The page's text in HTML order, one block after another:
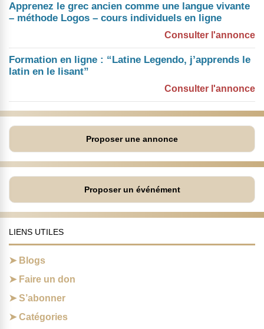
Apprenez le grec ancien comme une langue vivante
– méthode Logos – cours individuels en ligne
Consulter l'annonce
Formation en ligne : “Latine Legendo, j’apprends le
latin en le lisant”
Consulter l'annonce
Proposer une annonce
Proposer un événément
LIENS UTILES
Blogs
Faire un don
S’abonner
Catégories